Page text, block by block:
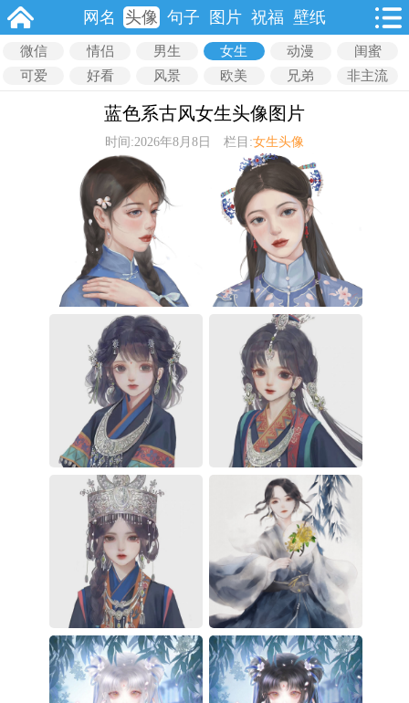
网名 头像 句子 图片 祝福 壁纸
微信 情侣 男生 女生 动漫
闺蜜
可爱
好看 风景 欧美 兄弟 非主流
蓝色系古风女生头像图片
时间:2026年8月8日 栏目:女生头像